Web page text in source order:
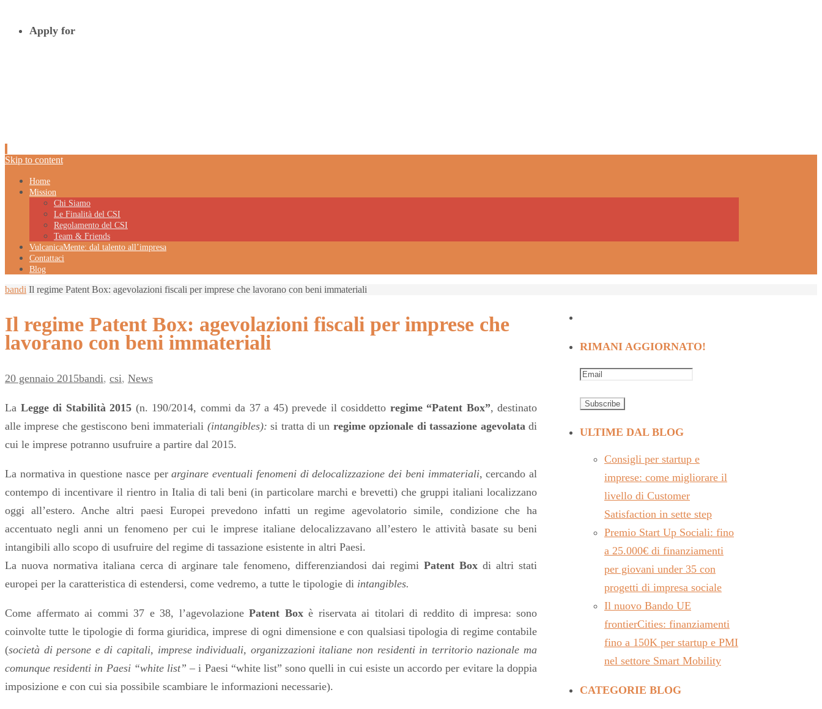
Apply for
Skip to content
Home
Mission
Chi Siamo
Le Finalità del CSI
Regolamento del CSI
Team & Friends
VulcanicaMente: dal talento all’impresa
Contattaci
Blog
bandi Il regime Patent Box: agevolazioni fiscali per imprese che lavorano con beni immateriali
Il regime Patent Box: agevolazioni fiscali per imprese che
lavorano con beni immateriali
20 gennaio 2015bandi, csi, News
La Legge di Stabilità 2015 (n. 190/2014, commi da 37 a 45) prevede il cosiddetto regime “Patent Box”, destinato
alle imprese che gestiscono beni immateriali (intangibles): si tratta di un regime opzionale di tassazione agevolata di
cui le imprese potranno usufruire a partire dal 2015.
La normativa in questione nasce per arginare eventuali fenomeni di delocalizzazione dei beni immateriali, cercando al
contempo di incentivare il rientro in Italia di tali beni (in particolare marchi e brevetti) che gruppi italiani localizzano
oggi all’estero. Anche altri paesi Europei prevedono infatti un regime agevolatorio simile, condizione che ha
accentuato negli anni un fenomeno per cui le imprese italiane delocalizzavano all’estero le attività basate su beni
intangibili allo scopo di usufruire del regime di tassazione esistente in altri Paesi.
La nuova normativa italiana cerca di arginare tale fenomeno, differenziandosi dai regimi Patent Box di altri stati
europei per la caratteristica di estendersi, come vedremo, a tutte le tipologie di intangibles.
Come affermato ai commi 37 e 38, l’agevolazione Patent Box è riservata ai titolari di reddito di impresa: sono
coinvolte tutte le tipologie di forma giuridica, imprese di ogni dimensione e con qualsiasi tipologia di regime contabile
(società di persone e di capitali, imprese individuali, organizzazioni italiane non residenti in territorio nazionale ma
comunque residenti in Paesi “white list” – i Paesi “white list” sono quelli in cui esiste un accordo per evitare la doppia
imposizione e con cui sia possibile scambiare le informazioni necessarie).
RIMANI AGGIORNATO!
ULTIME DAL BLOG
Consigli per startup e
imprese: come migliorare il
livello di Customer
Satisfaction in sette step
Premio Start Up Sociali: fino
a 25.000€ di finanziamenti
per giovani under 35 con
progetti di impresa sociale
Il nuovo Bando UE
frontierCities: finanziamenti
fino a 150K per startup e PMI
nel settore Smart Mobility
CATEGORIE BLOG